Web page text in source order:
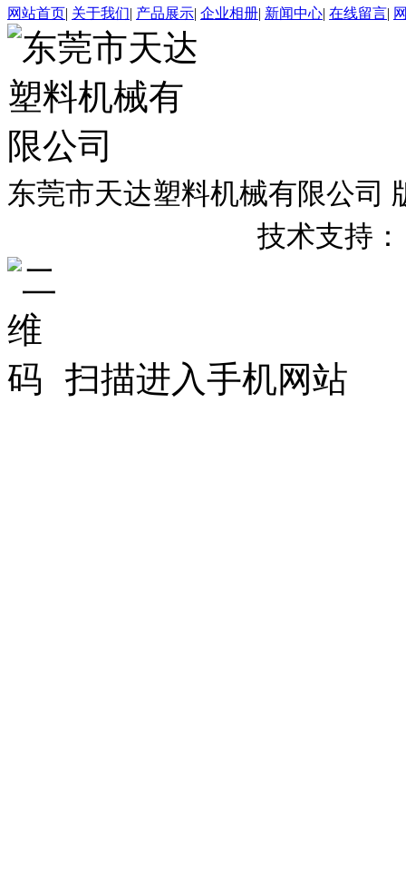
网站首页| 关于我们| 产品展示| 企业相册| 新闻中心| 在线留言|
东莞市天达塑料机械有限公司
技术支持：
扫描进入手机网站